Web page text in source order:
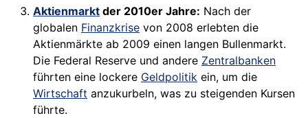
Aktienmarkt der 2010er Jahre: Nach der
globalen Finanzkrise von 2008 erlebten die
Aktienmärkte ab 2009 einen langen Bullenmarkt.
Die Federal Reserve und andere Zentralbanken
führten eine lockere Geldpolitik ein, um die
Wirtschaft anzukurbeln, was zu steigenden Kursen
führte.